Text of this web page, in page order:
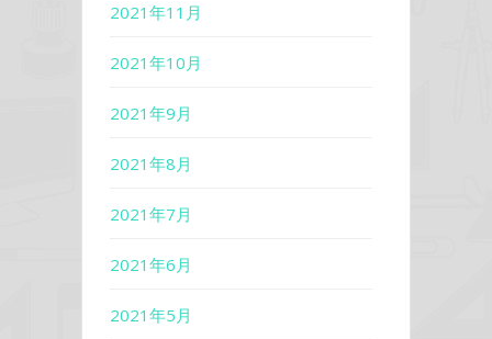
2021年11月
2021年10月
2021年9月
2021年8月
2021年7月
2021年6月
2021年5月